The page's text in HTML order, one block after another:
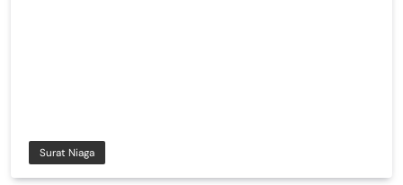
Surat Niaga